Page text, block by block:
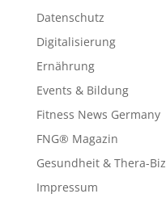
Datenschutz
Digitalisierung
Ernährung
Events & Bildung
Fitness News Germany
FNG® Magazin
Gesundheit & Thera-Biz
Impressum